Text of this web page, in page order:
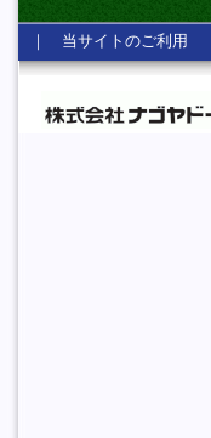
｜ 当サイトのご利用